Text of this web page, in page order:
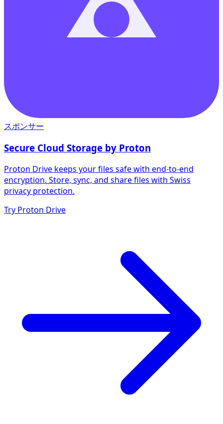
スポンサー
Secure Cloud Storage by Proton
Proton Drive keeps your files safe with end-to-end
encryption. Store, sync, and share files with Swiss
privacy protection.
Try Proton Drive